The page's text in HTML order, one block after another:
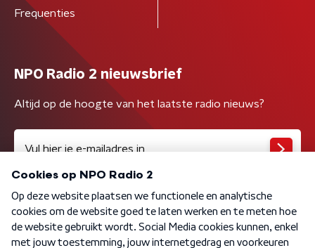
Frequenties
NPO Radio 2 nieuwsbrief
Altijd op de hoogte van het laatste radio nieuws?
Algemene voorwaarden